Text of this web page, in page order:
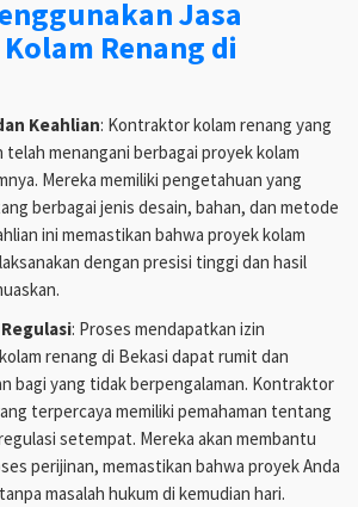
Jasa
Renang di
Keahlian: Kontraktor kolam renang yang
telah menangani berbagai proyek kolam
Mereka memiliki pengetahuan yang
berbagai jenis desain, bahan, dan metode
ini memastikan bahwa proyek kolam
dengan presisi tinggi dan hasil
: Proses mendapatkan izin
renang di Bekasi dapat rumit dan
bagi yang tidak berpengalaman. Kontraktor
terpercaya memiliki pemahaman tentang
setempat. Mereka akan membantu
perijinan, memastikan bahwa proyek Anda
masalah hukum di kemudian hari.